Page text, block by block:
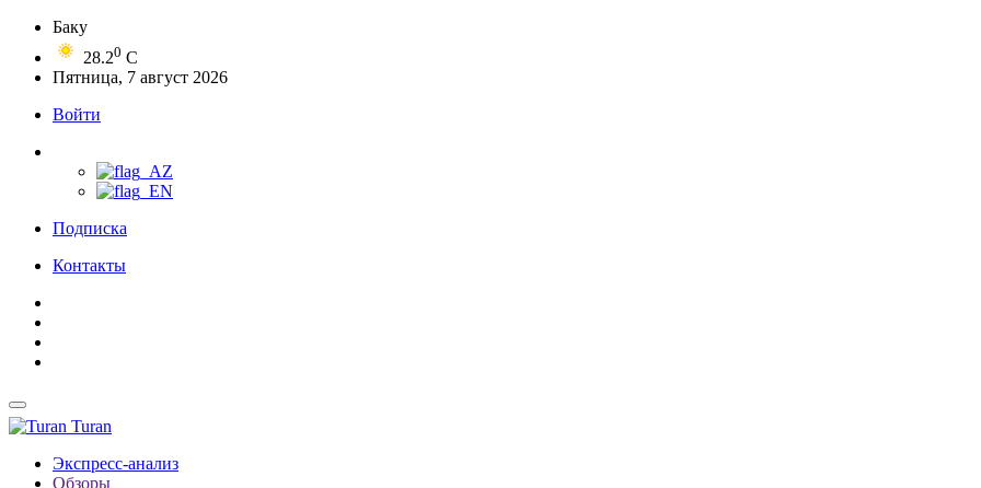
Баку
28.20 C
Пятница, 7 август 2026
Войти
Подписка
Контакты
Turan
Экспресс-анализ
Обзоры